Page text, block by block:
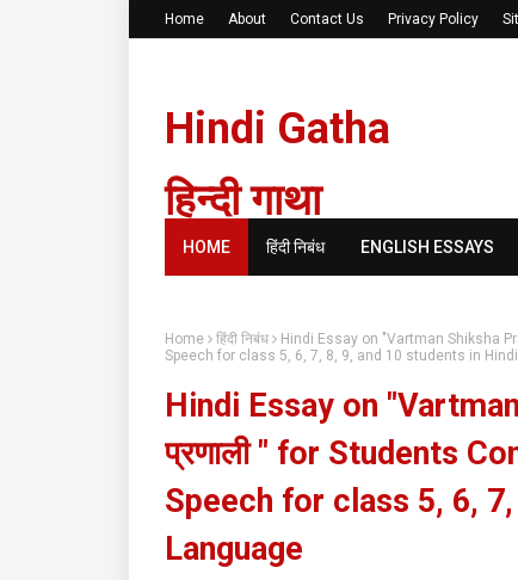
Home About Contact Us Privacy Policy
Hindi Gatha
हिन्दी गाथा
HOME हिंदी निबंध ENGLISH ESSAYS
Home हिंदी निबंध
Hindi Essay on "Vartman Shiksha
Speech for class 5, 6, 7, 8, 9, and 10 students in
Hindi Essay on "Vartman
प्रणाली " for Students
Speech for class 5, 6,
Language